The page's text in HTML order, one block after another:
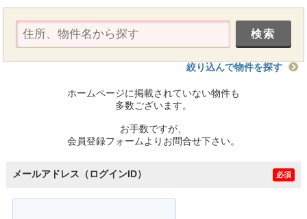
絞り込んで物件を探す
ホームページに掲載されていない物件も
多数ございます。
お手数ですが、
会員登録フォームよりお問合せ下さい。
メールアドレス（ログインID） 必須